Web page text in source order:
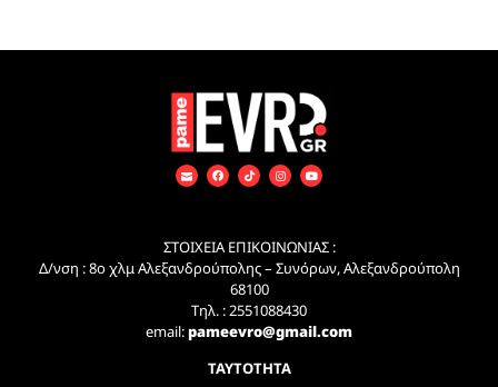
ΣΤΟΙΧΕΙΑ ΕΠΙΚΟΙΝΩΝΙΑΣ :
Δ/νση : 8ο χλμ Αλεξανδρούπολης – Συνόρων, Αλεξανδρούπολη
68100
Τηλ. : 2551088430
email:pameevro@gmail.com
ΤΑΥΤΟΤΗΤΑ